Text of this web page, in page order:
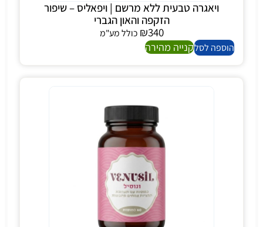
ויאגרה טבעית ללא מרשם | ויפאליס – שיפור
הזקפה והאון הגברי
₪340
כולל מע"מ
הוספה לסלקנייה מהירה